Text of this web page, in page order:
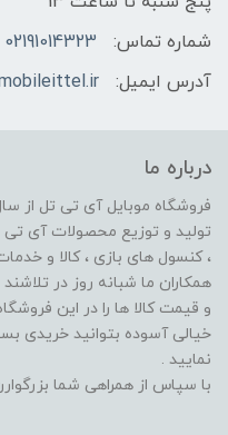
شماره تماس:
02191014323
آدرس ایمیل:
درباره ما
، کنسول های بازی ، کالا و
همکاران ما شبانه روز در
و قیمت کالا ها را در این
خیالی آسوده بتوانید خریدی
نمایید .
با سپاس از همراهی شما